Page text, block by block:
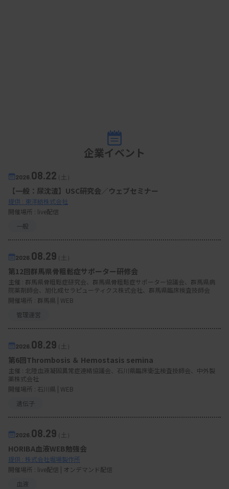
企業イベント
2026. 08.22（土）
【一般：尿沈渣】USC研究会／ウェブセミナー
提供 : 東洋紡株式会社
開催場所 : live配信
一般
2026. 08.29（土）
第12回群馬県骨粗鬆症サポーター研修会
主催 : 群馬県骨粗鬆症研究会、群馬県骨粗鬆症サポーター協議会、群馬県病
院薬剤師会、旭化成セラピューティクス株式会社、群馬県臨床検査技師会
開催場所 : 群馬県 | WEB
管理運営
2026. 08.29（土）
第6回Thrombosis ＆ Hemostasis semina
主催 : 北陸血液凝固異常症連絡協議会、石川県臨床衛生検査技師会、中外製
薬株式会社
開催場所 : 石川県 | WEB
遺伝子
2026. 08.29（土）
HORIBA血液WEB勉強会
提供 : 株式会社堀場製作所
開催場所 : live配信 | オンデマンド配信
血液